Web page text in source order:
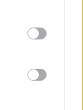
αγορές